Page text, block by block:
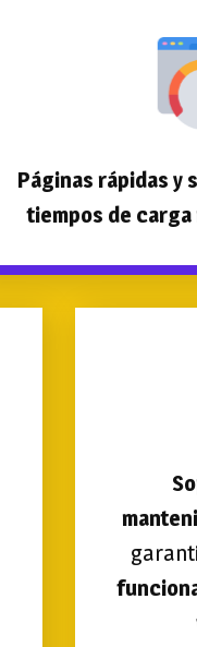
Páginas rápidas y
tiempos de